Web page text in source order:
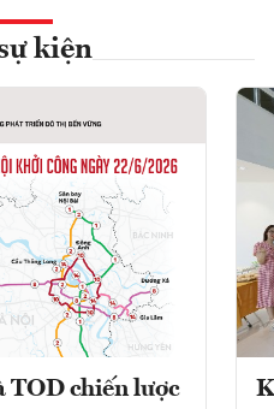
kiện
TOD chiến lược